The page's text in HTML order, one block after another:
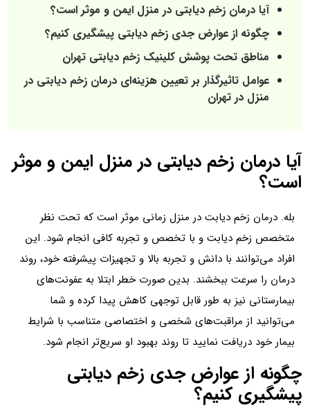
آیا درمان زخم دیابتی در منزل ایمن و موثر است؟
چگونه از عوارض جدی زخم دیابتی پیشگیری کنیم؟
مناطق تحت پوشش کلینیک زخم دیابتی تهران
عوامل تاثیرگذار بر تعیین هزینه‌ای درمان زخم دیابتی در
منزل در تهران
آیا درمان زخم دیابتی در منزل ایمن و موثر
است؟
بله. درمان زخم دیابت در منزل زمانی موثر است که تحت نظر
متخصص زخم دیابت و با تخصص و تجربه کافی انجام شود. این
افراد می‌توانند با دانش و تجربه بالا و تجهیزات پیشرفته خود، روند
درمان را سرعت ببخشند. بدین صورت خطر ابتلا به عفونت‌های
بیمارستانی نیز به طور قابل توجهی کاهش پیدا کرده و شما
می‌توانید از مراقبت‌های شخصی و اختصاصی متناسب با شرایط
بیمار خود دریافت نمایید تا روند بهبود او سریع‌تر انجام شود.
چگونه از عوارض جدی زخم دیابتی
پیشگیری کنیم؟